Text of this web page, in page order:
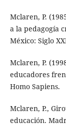
Mclaren, P.
a la pedagogía
México: Siglo
Mclaren, P.
educadores
Homo Sapiens.
Mclaren, P.,
educación.